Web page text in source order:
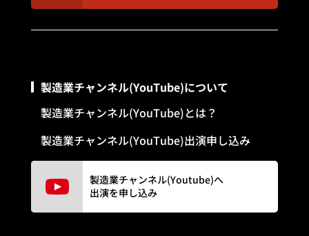
製造業チャンネル(YouTube)について
製造業チャンネル(YouTube)とは？
製造業チャンネル(YouTube)出演申し込み
製造業チャンネル(Youtube)へ
出演を申し込み